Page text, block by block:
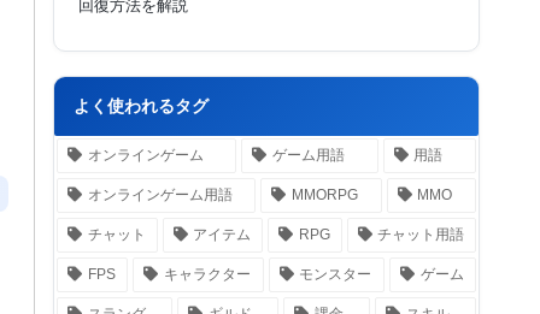
回復方法を解説
よく使われるタグ
オンラインゲーム ゲーム用語 用語
オンラインゲーム用語 MMORPG MMO
チャット アイテム RPG チャット用語
FPS キャラクター モンスター ゲーム